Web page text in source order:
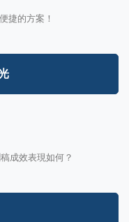
捷的方案！
成效表現如何？